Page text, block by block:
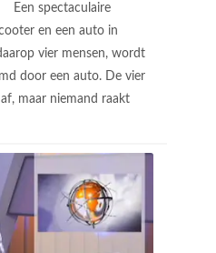
Een spectaculaire
en een auto in
vier mensen, wordt
door een auto. De vier
maar niemand raakt